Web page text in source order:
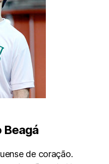
Beagá
de coração.